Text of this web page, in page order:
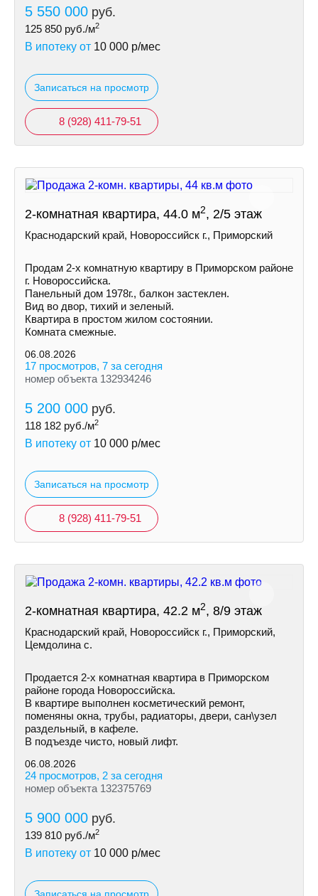
5 550 000 руб.
125 850 руб./м2
В ипотеку от 10 000 р/мес
Записаться на просмотр
8 (928) 411-79-51
2-комнатная квартира, 44.0 м2, 2/5 этаж
Краснодарский край, Новороссийск г., Приморский
Продам 2-х комнатную квартиру в Приморском районе
г. Новороссийска.
Панельный дом 1978г., балкон застеклен.
Вид во двор, тихий и зеленый.
Квартира в простом жилом состоянии.
Комната смежные.
06.08.2026
17 просмотров, 7 за сегодня
номер объекта 132934246
5 200 000 руб.
118 182 руб./м2
В ипотеку от 10 000 р/мес
Записаться на просмотр
8 (928) 411-79-51
2-комнатная квартира, 42.2 м2, 8/9 этаж
Краснодарский край, Новороссийск г., Приморский,
Цемдолина с.
Продается 2-х комнатная квартира в Приморском
районе города Новороссийска.
В квартире выполнен косметический ремонт,
поменяны окна, трубы, радиаторы, двери, сан\узел
раздельный, в кафеле.
В подъезде чисто, новый лифт.
06.08.2026
24 просмотров, 2 за сегодня
номер объекта 132375769
5 900 000 руб.
139 810 руб./м2
В ипотеку от 10 000 р/мес